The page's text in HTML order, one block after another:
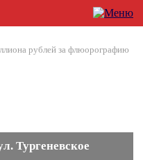
рублей за флюорографию
Тургеневское